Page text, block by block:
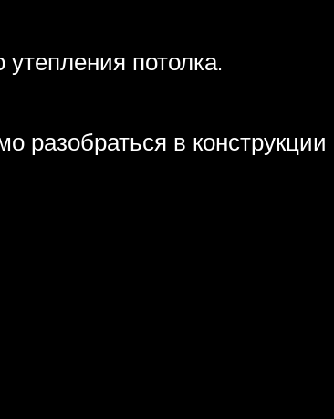
потолка.
разобраться в конструкции